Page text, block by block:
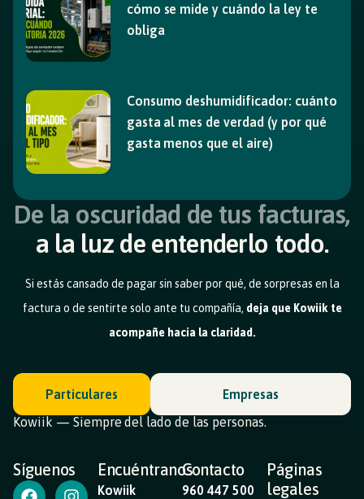
cómo se mide y cuándo la ley te
obliga
Consumo deshumidificador: cuánto
gasta al mes de verdad (y por qué
gasta menos que el aire)
De la oscuridad de tus facturas,
a la luz de entenderlo todo.
Si estás cansado de pagar sin saber por qué, de sorpresas en la
factura o de sentirte solo ante tu compañía, deja que Kowiik te
acompañe hacia la claridad.
Particulares
Empresas
Kowiik — Siempre del lado de las personas.
Síguenos Encuéntranos
Kowiik
Contacto
960 447 500
Páginas
legales